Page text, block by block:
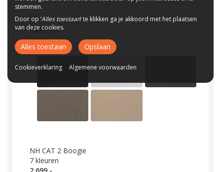
NH CAT 2 Sixty
5 kleuren
2.699,-
NH CAT 2 Boogie
7 kleuren
stemmen.
Door op ‘Alles toestaan’ te klikken ga je akkoord met het plaatsen
van deze cookies.
Alles toestaan Opslaan
Cookieverklaring Algemene voorwaarden